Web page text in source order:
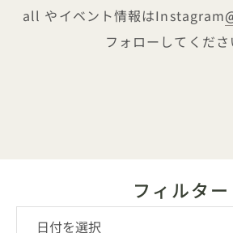
all やイベント情報はInstagram
フォローしてくださ
フィルター